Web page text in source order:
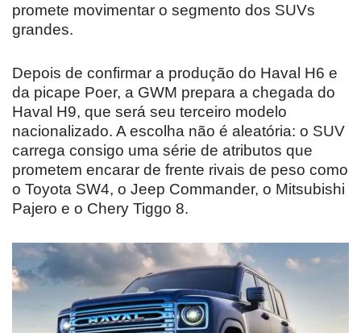
promete movimentar o segmento dos SUVs
grandes.
Depois de confirmar a produção do Haval H6 e
da picape Poer, a GWM prepara a chegada do
Haval H9, que será seu terceiro modelo
nacionalizado. A escolha não é aleatória: o SUV
carrega consigo uma série de atributos que
prometem encarar de frente rivais de peso como
o Toyota SW4, o Jeep Commander, o Mitsubishi
Pajero e o Chery Tiggo 8.